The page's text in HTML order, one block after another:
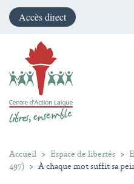
Accès direct
Accueil > Espace de libertés >
497) > À chaque mot suffit sa